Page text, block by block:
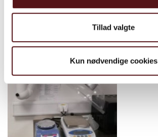
Tillad valgte
Kun nødvendige cookies